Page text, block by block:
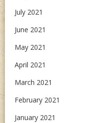
July 2021
June 2021
May 2021
April 2021
March 2021
February 2021
January 2021